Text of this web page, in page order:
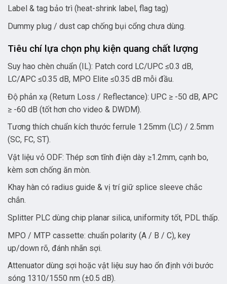
Label & tag bảo trì (heat-shrink label, flag tag)
Dummy plug / dust cap chống bụi cổng chưa dùng.
Tiêu chí lựa chọn phụ kiện quang chất lượng
Suy hao chèn chuẩn (IL): Patch cord LC/UPC ≤0.3 dB,
LC/APC ≤0.35 dB, MPO Elite ≤0.35 dB mỗi đầu.
Độ phản xạ (Return Loss / Reflectance): UPC ≥ -50 dB, APC
≥ -60 dB (tốt hơn cho video & DWDM).
Tương thích chuẩn kích thước ferrule 1.25mm (LC) / 2.5mm
(SC, FC, ST).
Vật liệu vỏ ODF: Thép sơn tĩnh điện dày ≥1.2mm, cạnh bo,
kèm sơn chống ăn mòn.
Khay hàn có radius guide & vị trí giữ splice sleeve chắc
chắn.
Splitter PLC dùng chip planar silica, uniformity tốt, PDL thấp.
MPO / MTP cassette: chuẩn polarity (A / B / C), key
up/down rõ, đánh nhãn sợi.
Attenuator dùng sợi hoặc vật liệu suy hao ổn định với bước
sóng 1310/1550 nm (±0.5 dB).